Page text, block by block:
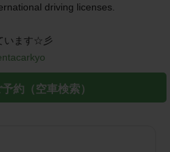
driving licenses.
います☆彡
約（空車検索）